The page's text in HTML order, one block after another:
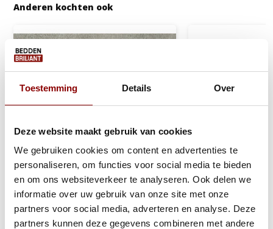
Toestemming Details Over
Deze website maakt gebruik van cookies
We gebruiken cookies om content en advertenties te
personaliseren, om functies voor social media te bieden
en om ons websiteverkeer te analyseren. Ook delen we
informatie over uw gebruik van onze site met onze
partners voor social media, adverteren en analyse. Deze
partners kunnen deze gegevens combineren met andere
Anderen kochten ook
Preston 20 -